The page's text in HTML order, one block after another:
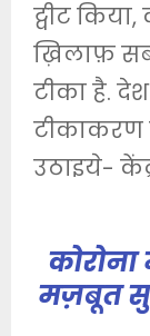
ट्वीट
ख़िलाफ़
टीका है.
उठाइये-
मज़बूत